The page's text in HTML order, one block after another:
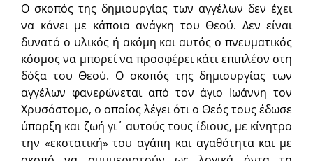
Ο σκοπός της δημιουργίας των αγγέλων δεν έχει
να κάνει με κάποια ανάγκη του Θεού. Δεν είναι
δυνατό ο υλικός ή ακόμη και αυτός ο πνευματικός
κόσμος να μπορεί να προσφέρει κάτι επιπλέον στη
δόξα του Θεού. Ο σκοπός της δημιουργίας των
αγγέλων φανερώνεται από τον άγιο Ιωάννη τον
Χρυσόστομο, ο οποίος λέγει ότι ο Θεός τους έδωσε
ύπαρξη και ζωή γι΄ αυτούς τους ίδιους, με κίνητρο
την «εκστατική» του αγάπη και αγαθότητα και με